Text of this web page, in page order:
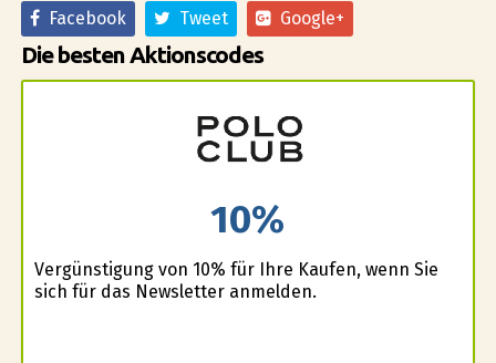
Facebook
Tweet Google+
Die besten Aktionscodes
10%
Vergünstigung von 10% für Ihre Kaufen, wenn Sie
sich für das Newsletter anmelden.